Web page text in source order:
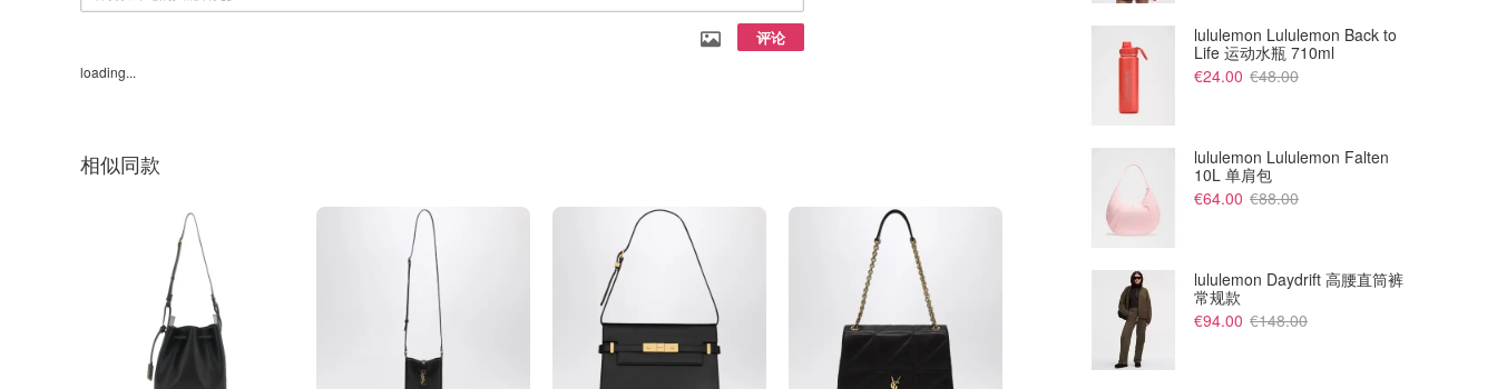
评论
loading...
相似同款
lululemon Lululemon Back to
Life 运动水瓶 710ml
€24.00 €48.00
lululemon Lululemon Falten
10L 单肩包
€64.00 €88.00
lululemon Daydrift 高腰直筒裤
常规款
€94.00 €148.00